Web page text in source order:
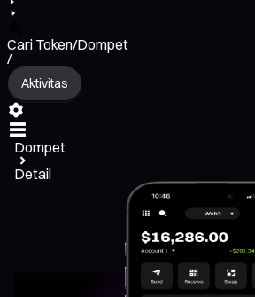
Cari Token/Dompet
/
Aktivitas
Dompet
Detail